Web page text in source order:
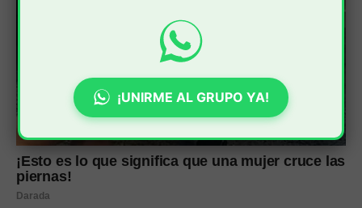
¡UNIRME AL GRUPO YA!